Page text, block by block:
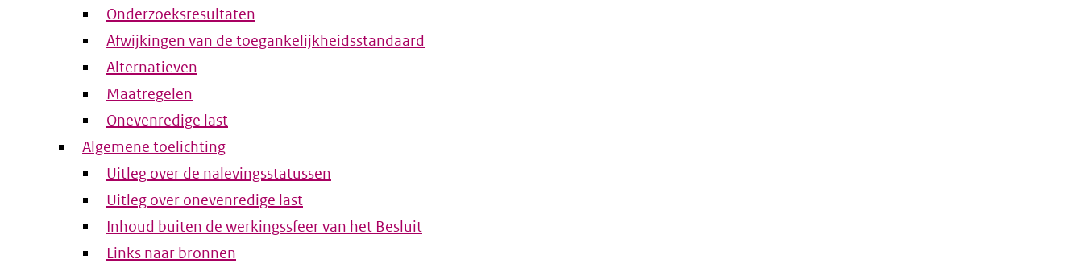
Onderzoeksresultaten
Afwijkingen van de toegankelijkheidsstandaard
Alternatieven
Maatregelen
Onevenredige last
Algemene toelichting
Uitleg over de nalevingsstatussen
Uitleg over onevenredige last
Inhoud buiten de werkingssfeer van het Besluit
Links naar bronnen